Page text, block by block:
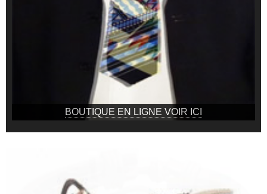
BOUTIQUE EN LIGNE VOIR ICI